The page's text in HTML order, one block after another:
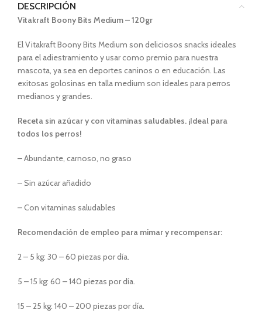
DESCRIPCIÓN
Vitakraft Boony Bits Medium – 120gr
El Vitakraft Boony Bits Medium son deliciosos snacks ideales
para el adiestramiento y usar como premio para nuestra
mascota, ya sea en deportes caninos o en educación. Las
exitosas golosinas en talla medium son ideales para perros
medianos y grandes.
Receta sin azúcar y con vitaminas saludables. ¡Ideal para
todos los perros!
– Abundante, carnoso, no graso
– Sin azúcar añadido
– Con vitaminas saludables
Recomendación de empleo para mimar y recompensar:
2 – 5 kg: 30 – 60 piezas por día.
5 – 15 kg: 60 – 140 piezas por día.
15 – 25 kg: 140 – 200 piezas por día.